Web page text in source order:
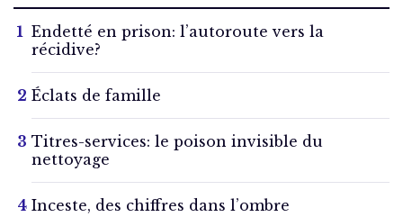
Endetté en prison: l’autoroute vers la
récidive?
Éclats de famille
Titres-services: le poison invisible du
nettoyage
Inceste, des chiffres dans l’ombre